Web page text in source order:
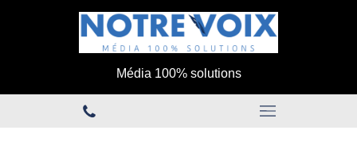
Média 100% solutions